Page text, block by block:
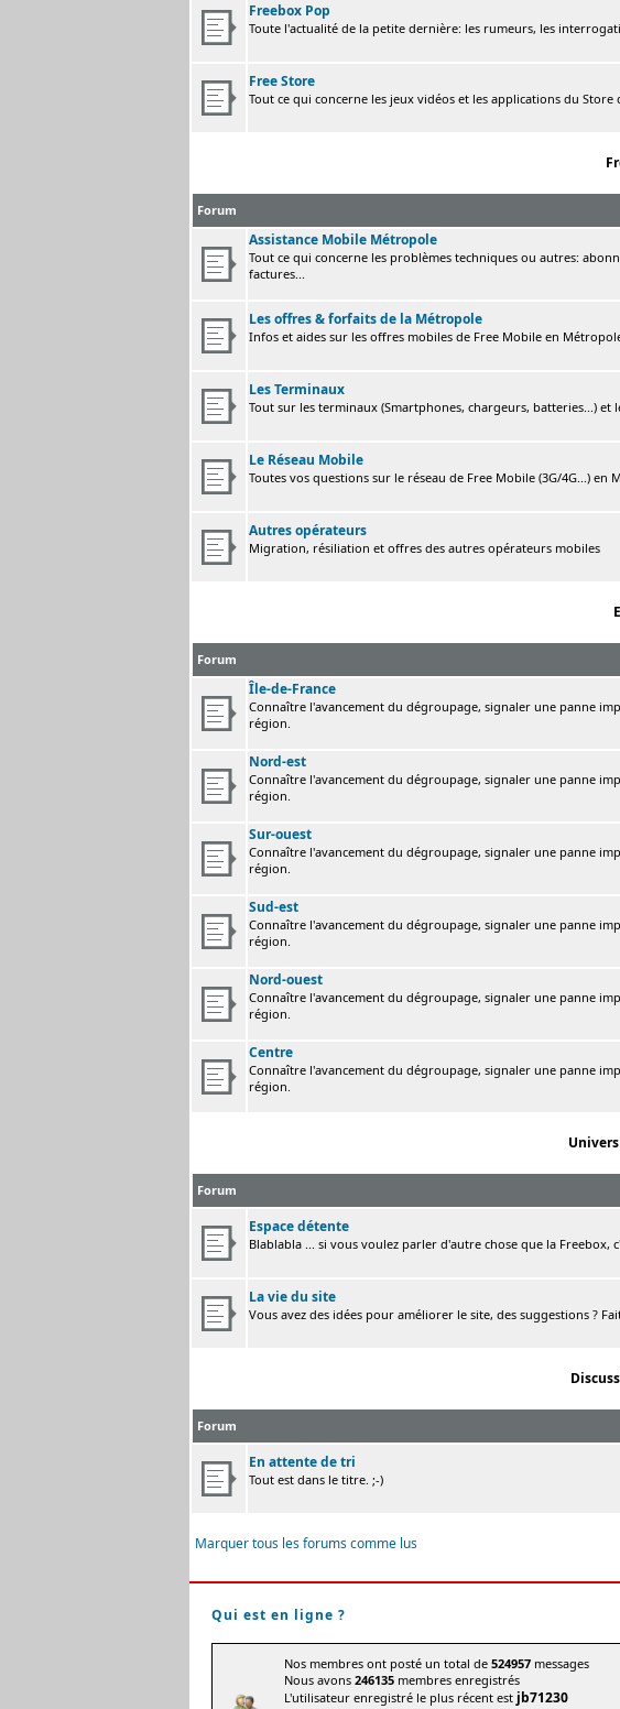
Freebox Pop
Toute l'actualité de la petite dernière: les rumeurs, les
Free Store
Tout ce qui concerne les jeux vidéos et les applications du Store
Forum
Assistance Mobile Métropole
Tout ce qui concerne les problèmes techniques ou autres:
factures...
Les offres & forfaits de la Métropole
Infos et aides sur les offres mobiles de Free Mobile en
Les Terminaux
Tout sur les terminaux (Smartphones, chargeurs, batteries...)
Le Réseau Mobile
Toutes vos questions sur le réseau de Free Mobile (3G/4G...)
Autres opérateurs
Migration, résiliation et offres des autres opérateurs mobiles
Forum
Île-de-France
Connaître l'avancement du dégroupage, signaler une panne
région.
Nord-est
Connaître l'avancement du dégroupage, signaler une panne
région.
Sur-ouest
Connaître l'avancement du dégroupage, signaler une panne
région.
Sud-est
Connaître l'avancement du dégroupage, signaler une panne
région.
Nord-ouest
Connaître l'avancement du dégroupage, signaler une panne
région.
Centre
Connaître l'avancement du dégroupage, signaler une panne
région.
Forum
Espace détente
Blablabla ... si vous voulez parler d'autre chose que la Freebox,
La vie du site
Vous avez des idées pour améliorer le site, des suggestions ?
Forum
En attente de tri
Tout est dans le titre. ;-)
Marquer tous les forums comme lus
Qui est en ligne ?
Nos membres ont posté un total de 524957 messages
Nous avons 246135 membres enregistrés
L'utilisateur enregistré le plus récent est jb71230